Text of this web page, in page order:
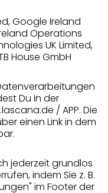
Google Ireland
Operations
UK Limited,
House GmbH
Du in der
/ APP. Die
einen Link in dem
jederzeit grundlos
indem Sie z. B.
im Footer der